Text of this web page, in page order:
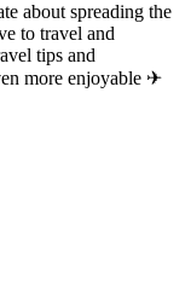
about spreading the
to travel and
tips and
more enjoyable ✈︎